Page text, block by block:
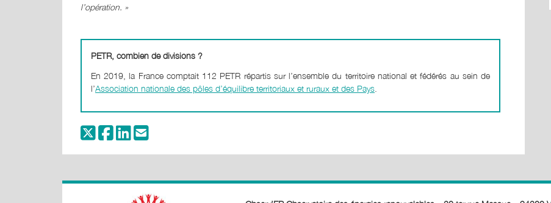
l’opération. »
PETR, combien de divisions ?
En 2019, la France comptait 112 PETR répartis sur l’ensemble du territoire national et fédérés au sein de
l’Association nationale des pôles d’équilibre territoriaux et ruraux et des Pays